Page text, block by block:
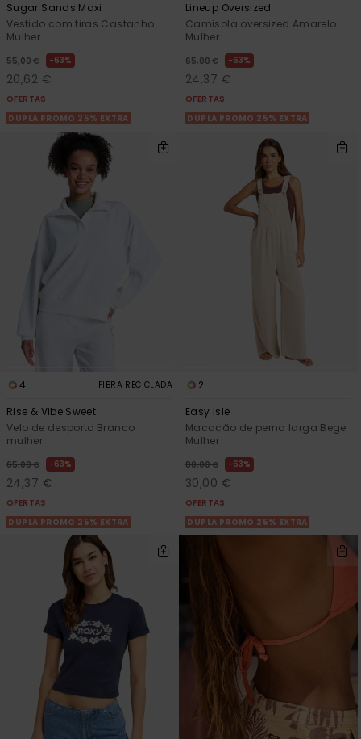
Sugar Sands Maxi
Vestido com tiras Castanho
Mulher
55,00 € 63%
20,62 €
OFERTAS
DUPLA PROMO 25% EXTRA
Lineup Oversized
Camisola oversized Amarelo
Mulher
65,00 € 63%
24,37 €
OFERTAS
DUPLA PROMO 25% EXTRA
4 FIBRA RECICLADA
Rise & Vibe Sweet
Velo de desporto Branco
mulher
65,00 € 63%
24,37 €
OFERTAS
DUPLA PROMO 25% EXTRA
2
Easy Isle
Macacão de perna larga Bege
Mulher
80,00 € 63%
30,00 €
OFERTAS
DUPLA PROMO 25% EXTRA